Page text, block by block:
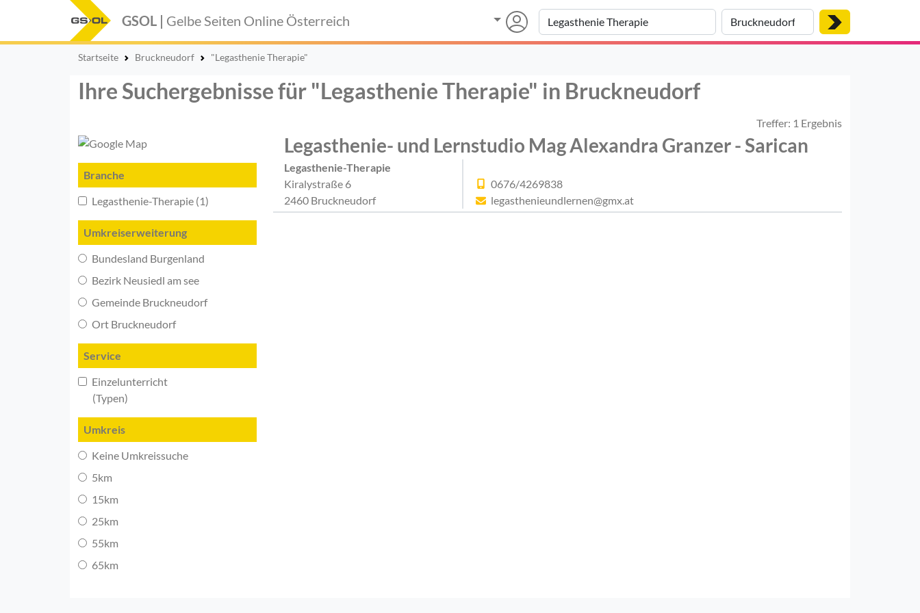
GSOL | Gelbe Seiten Online Österreich
Startseite Bruckneudorf "Legasthenie Therapie"
Ihre Suchergebnisse für "Legasthenie Therapie" in Bruckneudorf
Treffer: 1 Ergebnis
Branche
Legasthenie-Therapie (1)
Umkreiserweiterung
Bundesland Burgenland
Bezirk Neusiedl am see
Gemeinde Bruckneudorf
Ort Bruckneudorf
Service
Einzelunterricht
(Typen)
Umkreis
Keine Umkreissuche
5km
15km
25km
55km
65km
Legasthenie- und Lernstudio Mag Alexandra Granzer - Sarican
Legasthenie-Therapie
Kiralystraße 6
2460 Bruckneudorf
0676/4269838
legasthenieundlernen@gmx.at